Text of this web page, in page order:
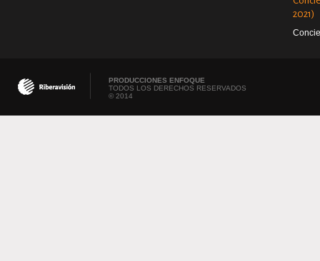
2021)
PRODUCCIONES ENFOQUE
TODOS LOS DERECHOS RESERVADOS
© 2014